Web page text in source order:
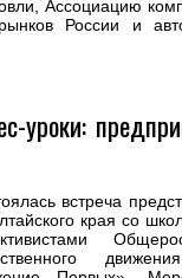
Ассоциацию
России и
уроки:
встреча
края со